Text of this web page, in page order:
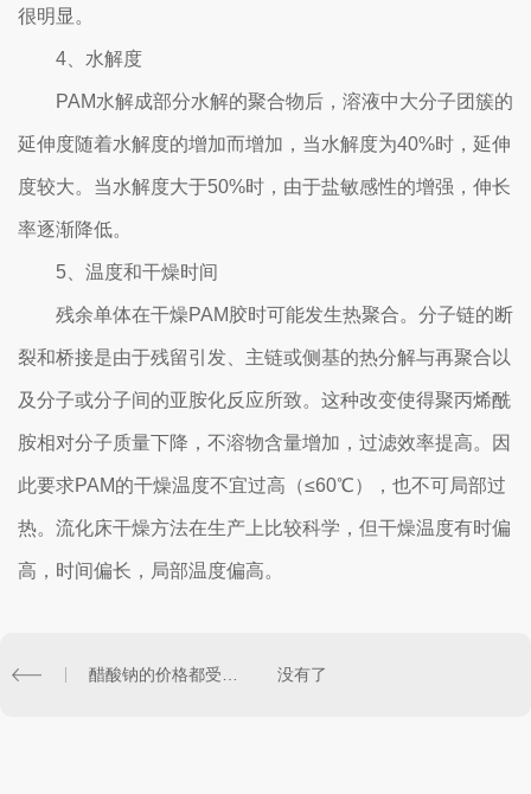
很明显。
4、水解度
PAM水解成部分水解的聚合物后，溶液中大分子团簇的
延伸度随着水解度的增加而增加，当水解度为40%时，延伸
度较大。当水解度大于50%时，由于盐敏感性的增强，伸长
率逐渐降低。
5、温度和干燥时间
残余单体在干燥PAM胶时可能发生热聚合。分子链的断
裂和桥接是由于残留引发、主链或侧基的热分解与再聚合以
及分子或分子间的亚胺化反应所致。这种改变使得聚丙烯酰
胺相对分子质量下降，不溶物含量增加，过滤效率提高。因
此要求PAM的干燥温度不宜过高（≤60℃），也不可局部过
热。流化床干燥方法在生产上比较科学，但干燥温度有时偏
高，时间偏长，局部温度偏高。
没有了